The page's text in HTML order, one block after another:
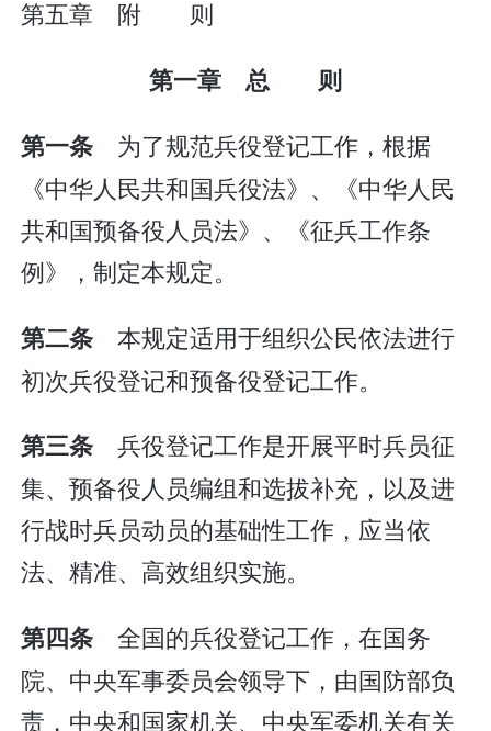
第五章 附 则
第一章 总 则
第一条 为了规范兵役登记工作，根据
《中华人民共和国兵役法》、《中华人民
共和国预备役人员法》、《征兵工作条
例》，制定本规定。
第二条本规定适用于组织公民依法进行
初次兵役登记和预备役登记工作。
第三条兵役登记工作是开展平时兵员征
集、预备役人员编组和选拔补充，以及进
行战时兵员动员的基础性工作，应当依
法、精准、高效组织实施。
第四条全国的兵役登记工作，在国务
院、中央军事委员会领导下，由国防部负
责，中央和国家机关、中央军委机关有关